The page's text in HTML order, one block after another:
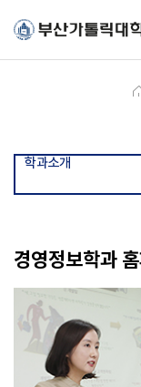
학과소개
경영정보학과